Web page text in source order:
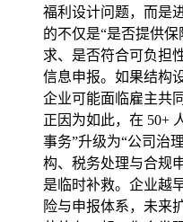
福利设计问题，而是
的不仅是“是否提供
求、是否符合可负担
信息申报。如果结构
企业可能面临雇主共
正因为如此，在 50+
事务”升级为“公司治
构、税务处理与合规
是临时补救。企业越
险与申报体系，未来